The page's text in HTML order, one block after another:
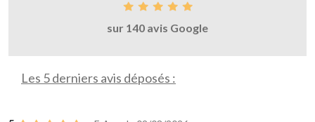
sur 140 avis Google
Les 5 derniers avis déposés :